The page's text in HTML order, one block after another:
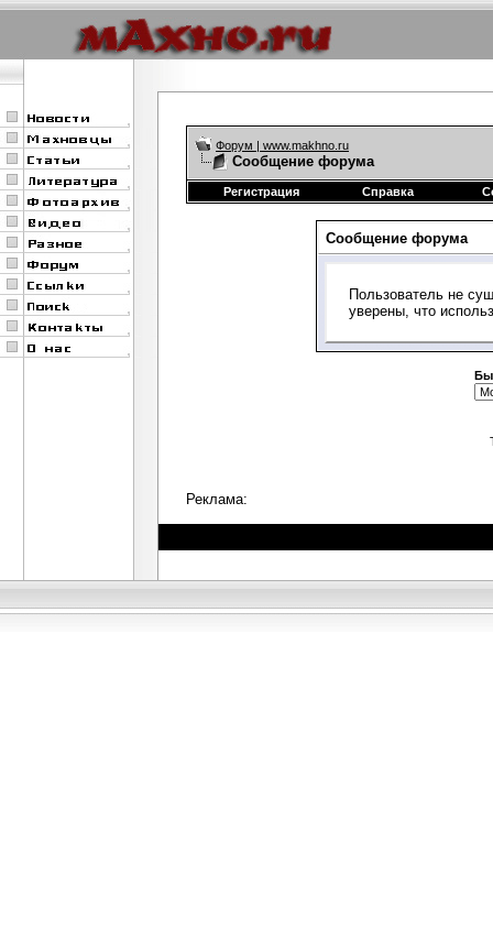
Форум | www.makhno.ru
Сообщение форума
Регистрация Справка
Сообщение форума
Пользователь не
уверены, что
Реклама: